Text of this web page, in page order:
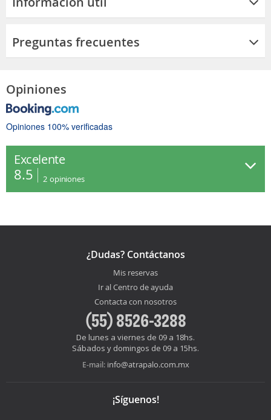
Preguntas frecuentes
Opiniones
Opiniones 100% verificadas
Excelente
8.5 2 opiniones
¿Dudas? Contáctanos
Mis reservas
Ir al Centro de ayuda
Contacta con nosotros
(55) 8526-3288
De lunes a viernes de 09 a 18hs.
Sábados y domingos de 09 a 15hs.
E-mail: info@atrapalo.com.mx
¡Síguenos!